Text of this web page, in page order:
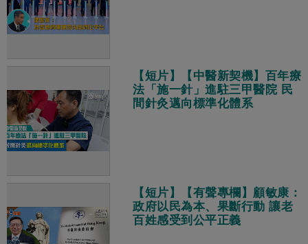
【短片】【中醫新契機】百年療
法「施一針」進駐三甲醫院 民
間針灸邁向標準化體系
【短片】【有聲專欄】顧敏康：​
政府以民為本、果斷行動 讓老
百姓感受到公平正義